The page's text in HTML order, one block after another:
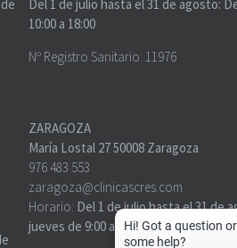
Del 1 de julio hasta el 31 de agosto:
10:00 a 18:00
Nº Registro Sanitario: 11976
ZARAGOZA
María Lostal 27 50008 Zaragoza
976 483 553
zaragoza@clinicascres.com
Horario: Del 1 de julio hasta el 31 de
jueves de 9:00 a 18:00 y viernes de 9:00